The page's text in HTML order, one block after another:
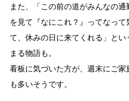
また、「この前の道がみんなの
を見て『なにこれ？』ってなっ
て、休みの日に来てくれる」と
まる物語も。
看板に気づいた方が、週末にご家
も多いそうです。